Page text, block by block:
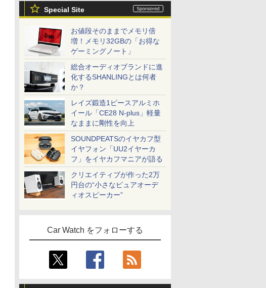
Special Site
お値段そのままでメモリ倍
増！メモリ32GBの「お得な
ゲーミングノート」
総合オーディオブランドに進
化するSHANLINGとは何者
か？
レイズ鍛造1ピースアルミホ
イール「CE28 N-plus」軽量
なままに剛性を向上
SOUNDPEATSのイヤカフ型
イヤフォン「UU2イヤーカ
フ」をイヤカフマニアが語る
クリエイティブが作った2万
円台の“小さなピュアオーデ
ィオスピーカー”
Car Watch をフォローする